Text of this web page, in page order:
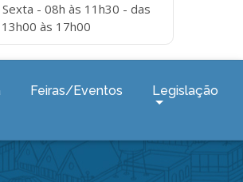
Sexta - 08h às 11h30 - das
13h00 às 17h00
Feiras/Eventos Legislação